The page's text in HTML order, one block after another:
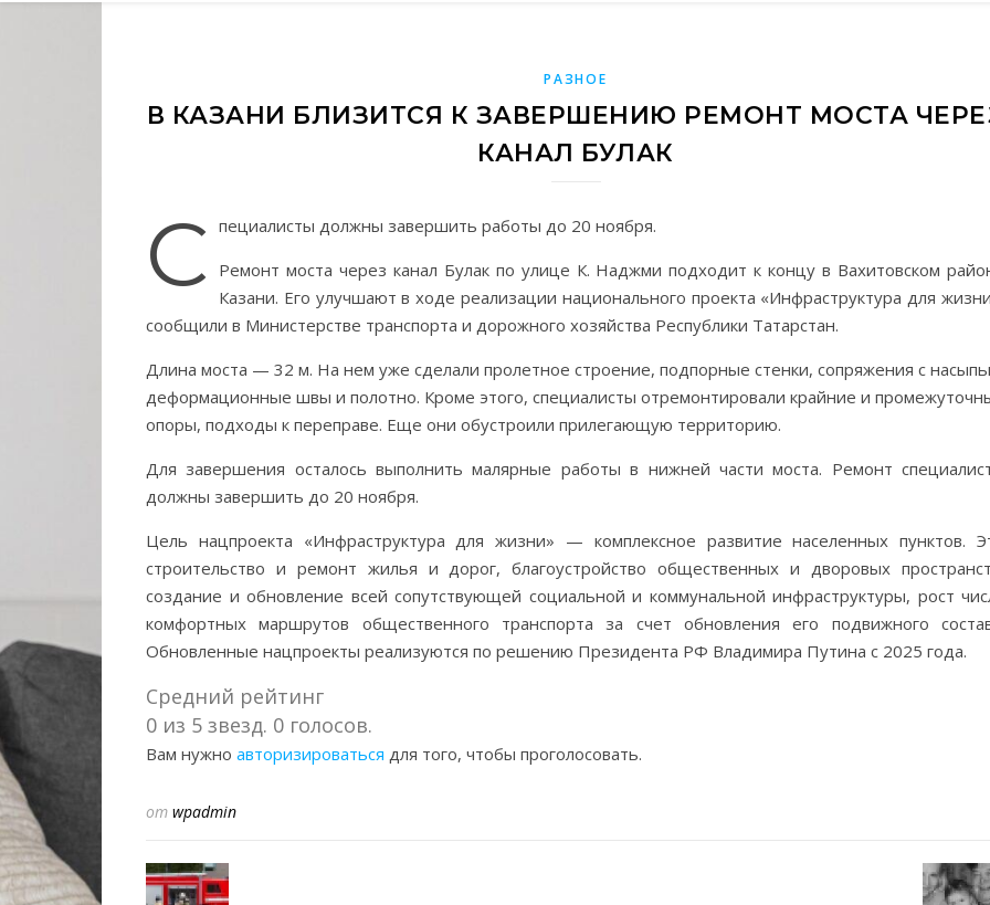
РАЗНОЕ
В КАЗАНИ БЛИЗИТСЯ К ЗАВЕРШЕНИЮ РЕМОНТ МОСТА
КАНАЛ БУЛАК
С пециалисты должны завершить работы до 20 ноября.
Ремонт моста через канал Булак по улице К. Наджми подходит к концу в Вахитовском
Казани. Его улучшают в ходе реализации национального проекта «Инфраструктура для
сообщили в Министерстве транспорта и дорожного хозяйства Республики Татарстан.
Длина моста — 32 м. На нем уже сделали пролетное строение, подпорные стенки, сопряжения с
деформационные швы и полотно. Кроме этого, специалисты отремонтировали крайние и
опоры, подходы к переправе. Еще они обустроили прилегающую территорию.
Для завершения осталось выполнить малярные работы в нижней части моста. Ремонт
должны завершить до 20 ноября.
Цель нацпроекта «Инфраструктура для жизни» — комплексное развитие населенных пунктов.
строительство и ремонт жилья и дорог, благоустройство общественных и дворовых
создание и обновление всей сопутствующей социальной и коммунальной инфраструктуры, рост
комфортных маршрутов общественного транспорта за счет обновления его подвижного
Обновленные нацпроекты реализуются по решению Президента РФ Владимира Путина с 2025 года.
Средний рейтинг
0 из 5 звезд. 0 голосов.
Вам нужно авторизироваться для того, чтобы проголосовать.
от wpadmin